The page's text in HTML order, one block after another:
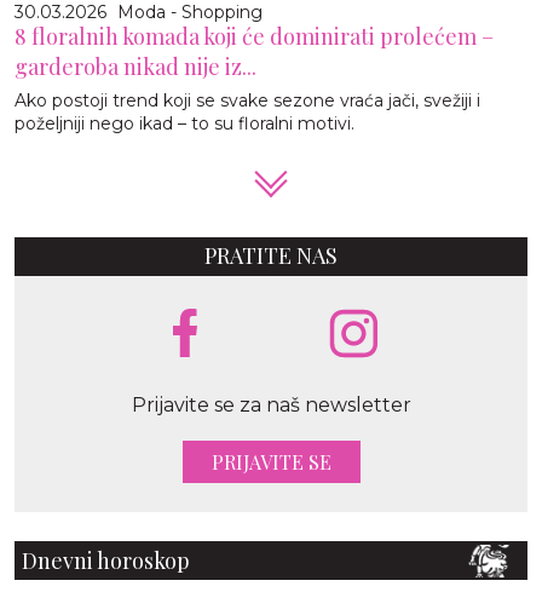
30.03.2026 Moda - Shopping
8 floralnih komada koji će dominirati prolećem –
garderoba nikad nije iz...
Ako postoji trend koji se svake sezone vraća jači, svežiji i
poželjniji nego ikad – to su floralni motivi.
PRATITE NAS
Prijavite se za naš newsletter
PRIJAVITE SE
Dnevni horoskop